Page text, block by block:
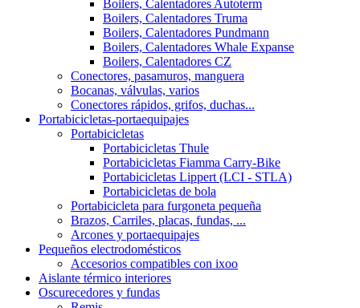
Boilers, Calentadores Autoterm
Boilers, Calentadores Truma
Boilers, Calentadores Pundmann
Boilers, Calentadores Whale Expanse
Boilers, Calentadores CZ
Conectores, pasamuros, manguera
Bocanas, válvulas, varios
Conectores rápidos, grifos, duchas...
Portabicicletas-portaequipajes
Portabicicletas
Portabicicletas Thule
Portabicicletas Fiamma Carry-Bike
Portabicicletas Lippert (LCI - STLA)
Portabicicletas de bola
Portabicicleta para furgoneta pequeña
Brazos, Carriles, placas, fundas, ...
Arcones y portaequipajes
Pequeños electrodomésticos
Accesorios compatibles con ixoo
Aislante térmico interiores
Oscurecedores y fundas